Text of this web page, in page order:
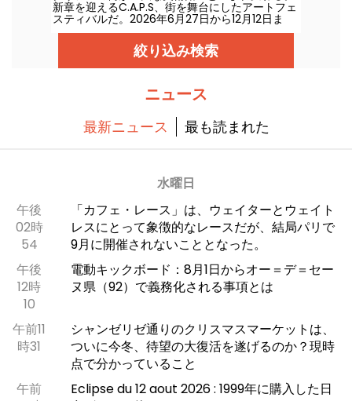
新章を迎えるC.A.P.S、街を舞台にしたアートフェ
スティバルだ。2026年6月27日から12月12日ま
で、6回目を迎える今回はさらに驚きが広がる。
絞り込み検索
ニュース
最新ニュース 最も読まれた
水曜日
午後
02時
54
「カフェ・レース」は、ウェイターとウェイト
レスにとって象徴的なレースだが、結局パリで
9月に開催されないこととなった。
午後
12時
10
電動キックボード：8月1日からオー＝デ＝セー
ヌ県（92）で義務化される事項とは
午前11
時31
シャンゼリゼ通りのクリスマスマーケットは、
ついに今冬、待望の大復活を遂げるのか？現時
点で分かっていること
午前
Eclipse du 12 aout 2026 : 1999年に購入した日